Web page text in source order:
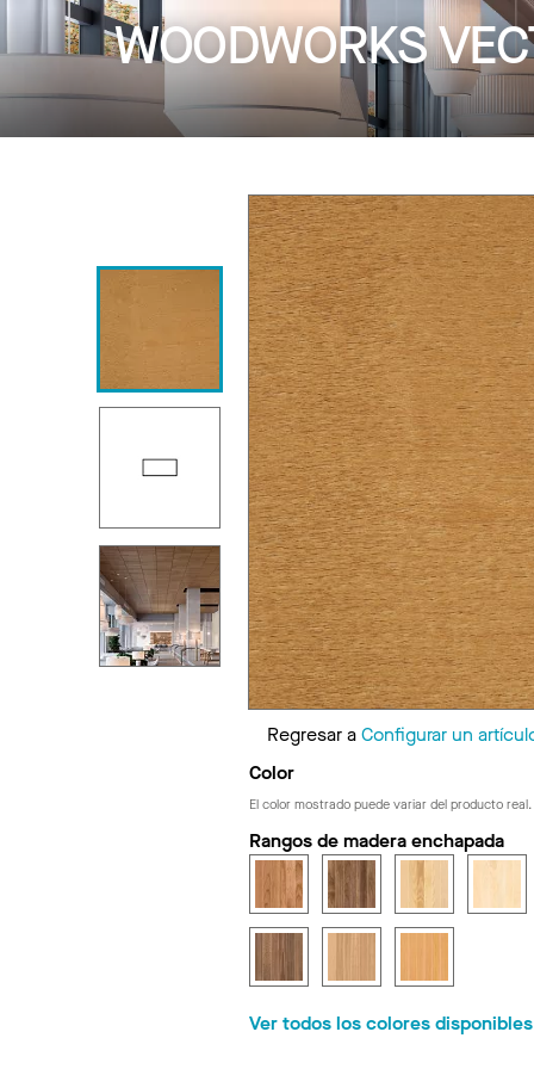
WOODWORKS
Regresar aConfigurar un
Color
El color mostrado puede variar del producto real.
Rangos de madera enchapada
Ver todos los colores